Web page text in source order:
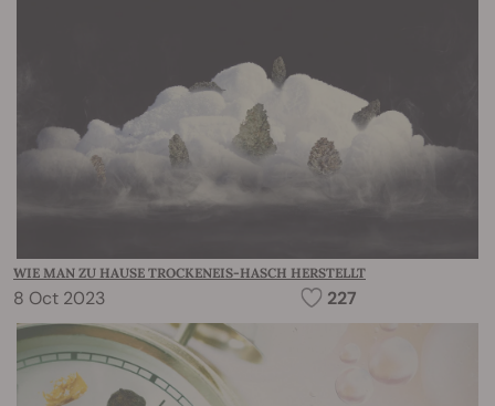
WIE MAN ZU HAUSE TROCKENEIS-HASCH HERSTELLT
8 Oct 2023 227